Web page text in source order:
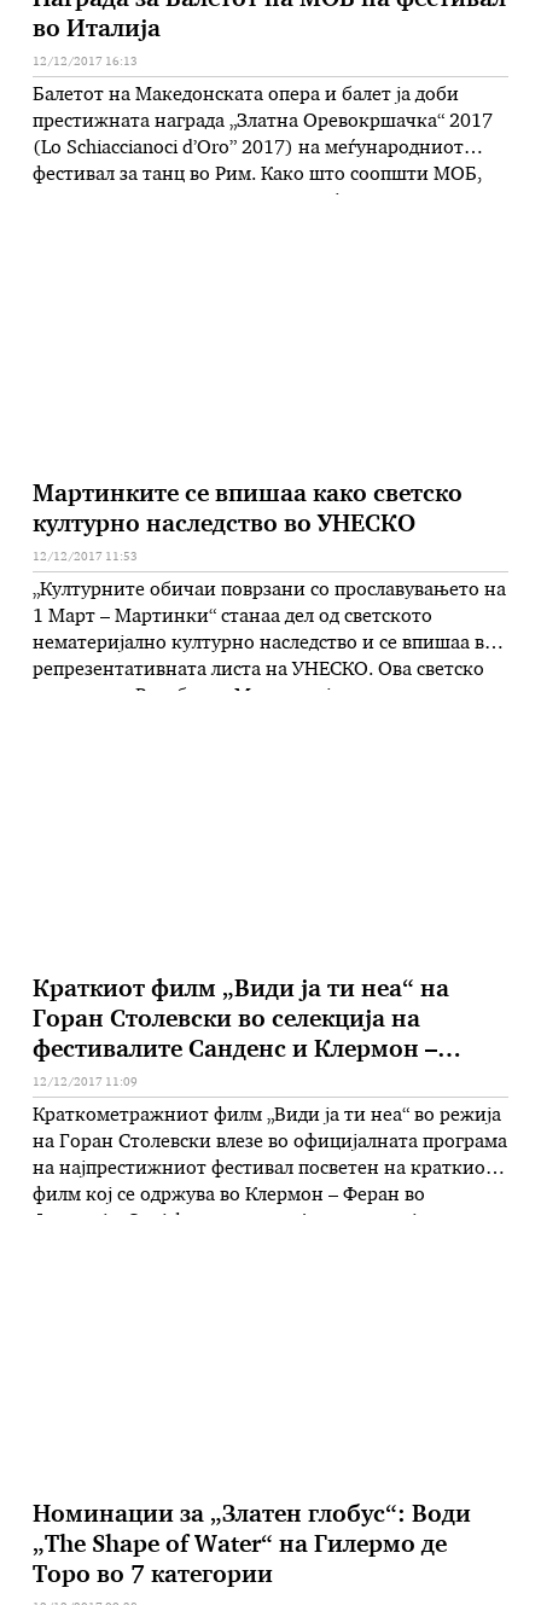
во Италија
12/12/2017 16:13
Балетот на Македонската опера и балет ја доби
престижната награда „Златна Оревокршачка“ 2017
(Lo Schiaccianoci d’Oro” 2017) на меѓународниот
фестивал за танц во Рим. Како што соопшти МОБ,
Мартинките се впишаа како светско
културно наследство во УНЕСКО
12/12/2017 11:53
„Културните обичаи поврзани со прославувањето на
1 Mарт – Мартинки“ станаа дел од светското
нематеријално културно наследство и се впишаа во
репрезентативната листа на УНЕСКО. Ова светско
Краткиот филм „Види ја ти неа“ на
Горан Столевски во селекција на
фестивалите Санденс и Клермон –
Феран
12/12/2017 11:09
Краткометражниот филм „Види ја ти неа“ во режија
на Горан Столевски влезе во официјалната програма
на најпрестижниот фестивал посветен на краткиот
филм кој се одржува во Клермон – Феран во
Номинации за „Златен глобус“: Води
„The Shape of Water“ на Гилермо де
Торо во 7 категории